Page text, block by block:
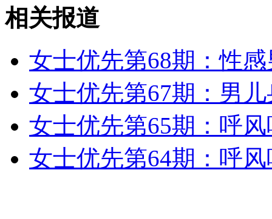
山西运城恶犬咬伤多人 警民合力深夜将其击毙
无痛分娩是否安全 医生回应
外交部：反对强权政治霸凌主义
相关报道
女士优先第68期：性
女士优先第67期：男
女士优先第65期：呼
女士优先第64期：呼